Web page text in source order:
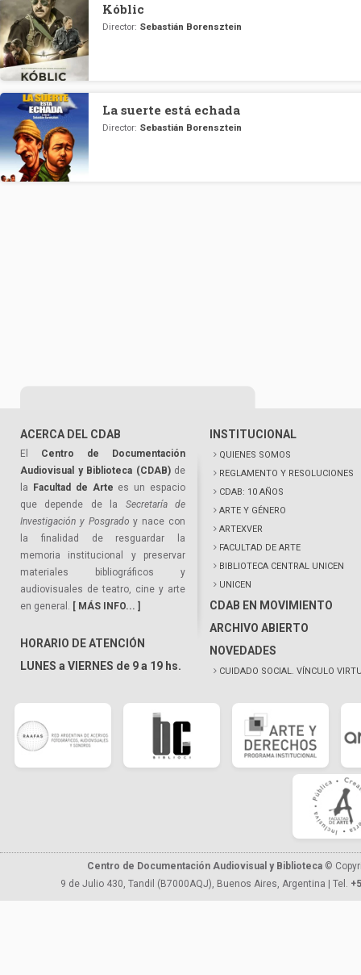
Kóblic
Director: Sebastián Borensztein
La suerte está echada
Director: Sebastián Borensztein
ACERCA DEL CDAB
El Centro de Documentación
Audiovisual y Biblioteca (CDAB)de
la
Facultad de Arte es un espacio
que depende de la Secretaría de
Investigación y Posgrado y nace con
la finalidad de resguardar la
memoria institucional y preservar
materiales bibliográficos y
audiovisuales de teatro, cine y arte
en general. [ MÁS INFO... ]
HORARIO DE ATENCIÓN
LUNES a VIERNES de 9 a 19 hs.
INSTITUCIONAL
QUIENES SOMOS
REGLAMENTO Y RESOLUCIONES
CDAB: 10 AÑOS
ARTE Y GÉNERO
ARTEXVER
FACULTAD DE ARTE
BIBLIOTECA CENTRAL UNICEN
UNICEN
CDAB EN MOVIMIENTO
ARCHIVO ABIERTO
NOVEDADES
CUIDADO SOCIAL. VÍNCULO
Centro de Documentación Audiovisual y Biblioteca ©
9 de Julio 430, Tandil (B7000AQJ), Buenos Aires, Argentina | Tel.